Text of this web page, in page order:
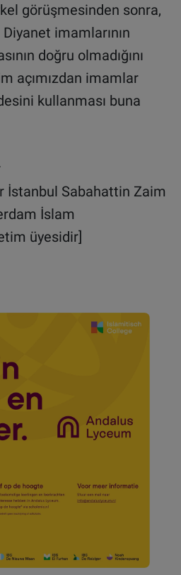
görüşmesinden sonra,
Diyanet imamlarının
doğru olmadığını
açımızdan imamlar
kullanması buna
İstanbul Sabahattin Zaim
İslam
üyesidir]